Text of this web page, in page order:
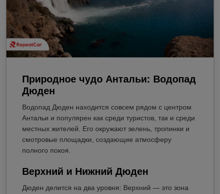
Природное чудо Антальи: Водопад
Дюден
Водопад Дюден находится совсем рядом с центром
Антальи и популярен как среди туристов, так и среди
местных жителей. Его окружают зелень, тропинки и
смотровые площадки, создающие атмосферу
полного покоя.
Верхний и Нижний Дюден
Дюден делится на два уровня: Верхний — это зона